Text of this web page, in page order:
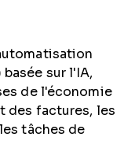
sur l'IA,
de l'économie
des factures, les
tâches de